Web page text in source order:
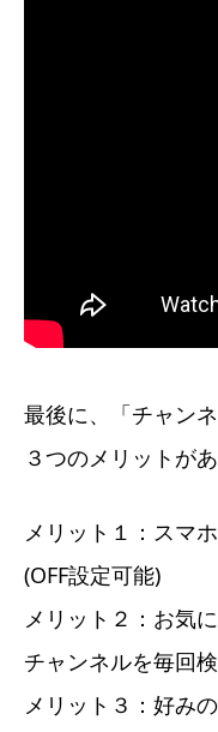
最後に、「チャン
３つのメリットが
メリット１：スマ
(OFF設定可能)
メリット２：お気
チャンネルを毎回
メリット３：好み